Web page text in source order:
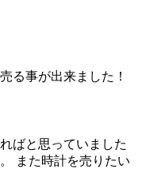
る事が出来ました！
ばと思っていました
また時計を売りたい